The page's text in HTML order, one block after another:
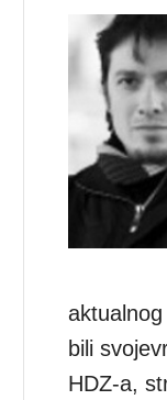
bili
HDZ-a,